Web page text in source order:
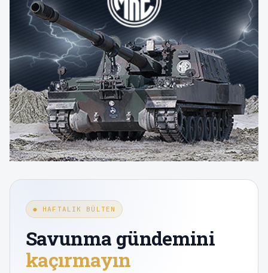
● HAFTALIK BÜLTEN
Savunma gündemini
kaçırmayın